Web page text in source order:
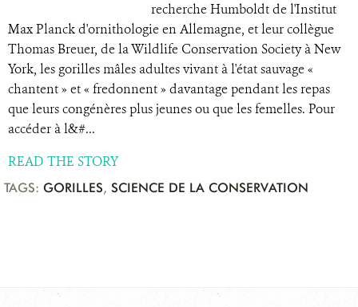
recherche Humboldt de l'Institut
Max Planck d'ornithologie en Allemagne, et leur collègue
Thomas Breuer, de la Wildlife Conservation Society à New
York, les gorilles mâles adultes vivant à l'état sauvage «
chantent » et « fredonnent » davantage pendant les repas
que leurs congénères plus jeunes ou que les femelles. Pour
accéder à l&#...
READ THE STORY
TAGS: GORILLES, SCIENCE DE LA CONSERVATION